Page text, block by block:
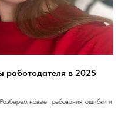
работодателя в 2025
новые требования, ошибки и